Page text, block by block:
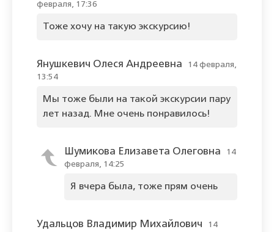
февраля, 17:36
Тоже хочу на такую экскурсию!
Янушкевич Олеся Андреевна
14 февраля,
13:54
Мы тоже были на такой экскурсии пару
лет назад. Мне очень понравилось!
Шумикова Елизавета Олеговна
14
февраля, 14:25
Я вчера была, тоже прям очень
Удальцов Владимир Михайлович
14